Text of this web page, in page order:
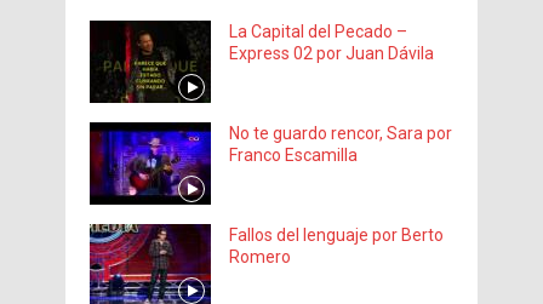
La Capital del Pecado –
Express 02 por Juan Dávila
No te guardo rencor, Sara por
Franco Escamilla
Fallos del lenguaje por Berto
Romero